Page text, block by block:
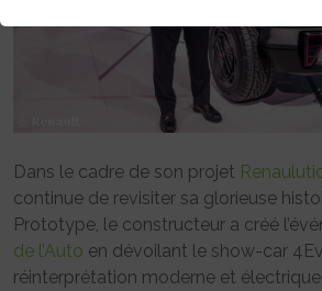
Dans le cadre de son projet
continue de revisiter sa glorieuse
Prototype, le constructeur a créé
de l’Auto en dévoilant le show-car
réinterprétation moderne et